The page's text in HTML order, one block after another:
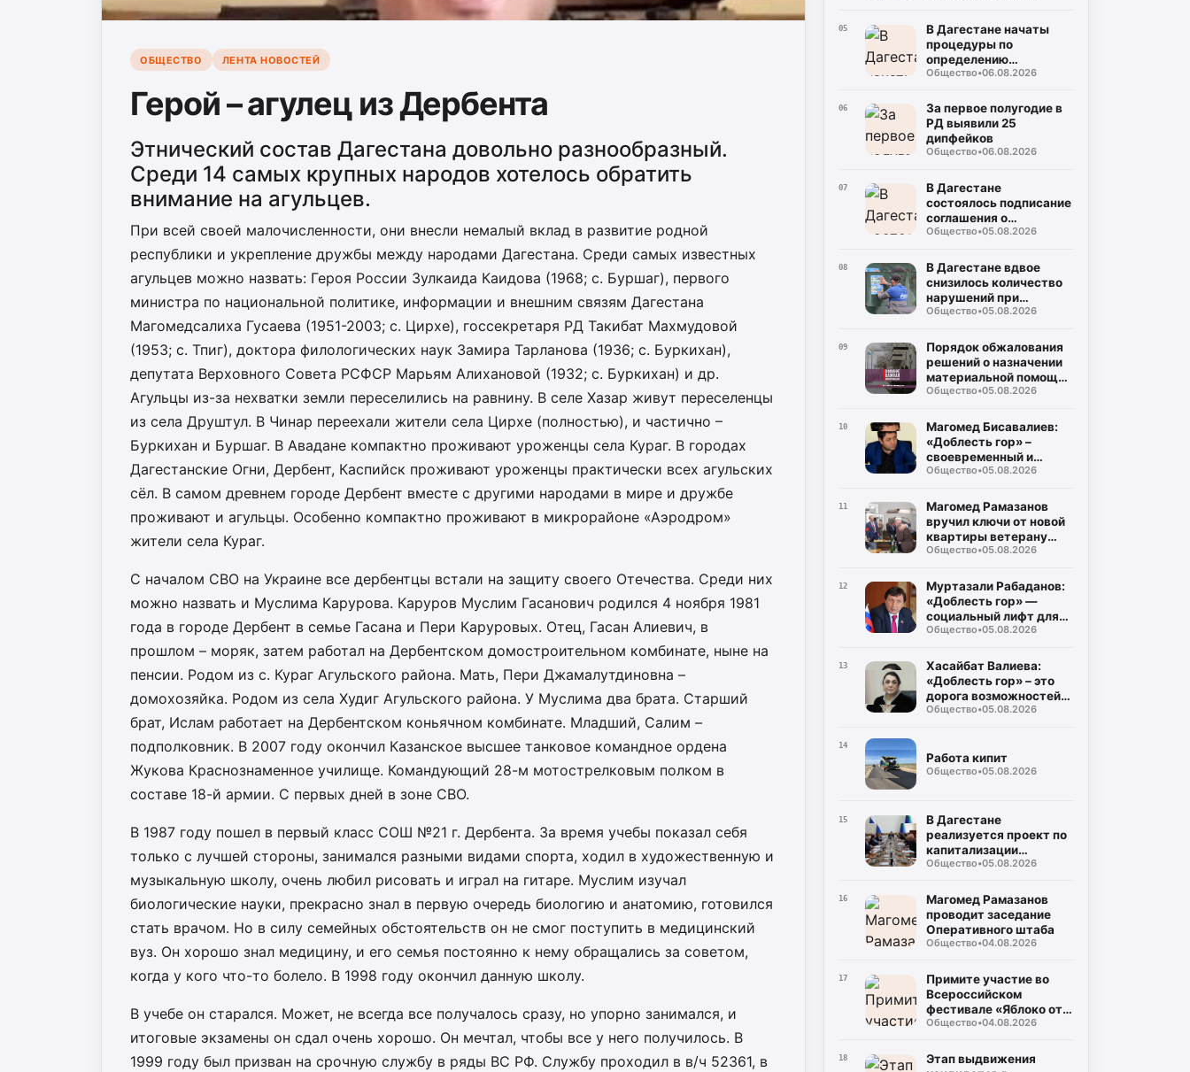
ОБЩЕСТВО ЛЕНТА НОВОСТЕЙ
Герой – агулец из Дербента
Этнический состав Дагестана довольно разнообразный.
Среди 14 самых крупных народов хотелось обратить
внимание на агульцев.
При всей своей малочисленности, они внесли немалый вклад в развитие родной
республики и укрепление дружбы между народами Дагестана. Среди самых известных
агульцев можно назвать: Героя России Зулкаида Каидова (1968; с. Буршаг), первого
министра по национальной политике, информации и внешним связям Дагестана
Магомедсалиха Гусаева (1951-2003; с. Цирхе), госсекретаря РД Такибат Махмудовой
(1953; с. Тпиг), доктора филологических наук Замира Тарланова (1936; с. Буркихан),
депутата Верховного Совета РСФСР Марьям Алихановой (1932; с. Буркихан) и др.
Агульцы из-за нехватки земли переселились на равнину. В селе Хазар живут переселенцы
из села Друштул. В Чинар переехали жители села Цирхе (полностью), и частично –
Буркихан и Буршаг. В Авадане компактно проживают уроженцы села Кураг. В городах
Дагестанские Огни, Дербент, Каспийск проживают уроженцы практически всех агульских
сёл. В самом древнем городе Дербент вместе с другими народами в мире и дружбе
проживают и агульцы. Особенно компактно проживают в микрорайоне «Аэродром»
жители села Кураг.
С началом СВО на Украине все дербентцы встали на защиту своего Отечества. Среди них
можно назвать и Муслима Карурова. Каруров Муслим Гасанович родился 4 ноября 1981
года в городе Дербент в семье Гасана и Пери Каруровых. Отец, Гасан Алиевич, в
прошлом – моряк, затем работал на Дербентском домостроительном комбинате, ныне на
пенсии. Родом из с. Кураг Агульского района. Мать, Пери Джамалутдиновна –
домохозяйка. Родом из села Худиг Агульского района. У Муслима два брата. Старший
брат, Ислам работает на Дербентском коньячном комбинате. Младший, Салим –
подполковник. В 2007 году окончил Казанское высшее танковое командное ордена
Жукова Краснознаменное училище. Командующий 28-м мотострелковым полком в
составе 18-й армии. С первых дней в зоне СВО.
В 1987 году пошел в первый класс СОШ №21 г. Дербента. За время учебы показал себя
только с лучшей стороны, занимался разными видами спорта, ходил в художественную и
музыкальную школу, очень любил рисовать и играл на гитаре. Муслим изучал
биологические науки, прекрасно знал в первую очередь биологию и анатомию, готовился
стать врачом. Но в силу семейных обстоятельств он не смог поступить в медицинский
вуз. Он хорошо знал медицину, и его семья постоянно к нему обращались за советом,
когда у кого что-то болело. В 1998 году окончил данную школу.
В учебе он старался. Может, не всегда все получалось сразу, но упорно занимался, и
итоговые экзамены он сдал очень хорошо. Он мечтал, чтобы все у него получилось. В
1999 году был призван на срочную службу в ряды ВС РФ. Службу проходил в в/ч 52361, в
05
В Дагестане начаты
процедуры по
определению
подрядчика для
северного обхода
Махачкалы
Общество•06.08.2026
06
За первое полугодие в
РД выявили 25
дипфейков
Общество•06.08.2026
07
В Дагестане
состоялось подписание
соглашения о
совместном контроле
выборами
Общество•05.08.2026
08
В Дагестане вдвое
снизилось количество
нарушений при
газопотреблении
Общество•05.08.2026
09
Порядок обжалования
решений о назначении
материальной помощи
пострадавшим в
Общество•05.08.2026
10
Магомед Бисавалиев:
«Доблесть гор» –
своевременный и
долгожданный ответ на
Общество•05.08.2026
11
Магомед Рамазанов
вручил ключи от новой
квартиры ветерану
Великой Отечественной
Багаудинову
Общество•05.08.2026
12
Муртазали Рабаданов:
«Доблесть гор» —
социальный лифт для
героев СВО
Общество•05.08.2026
13
Хасайбат Валиева:
«Доблесть гор» – это
дорога возможностей
для героев,
Общество•05.08.2026
14
Работа кипит
Общество•05.08.2026
15
В Дагестане
реализуется проект по
капитализации
территорий
Общество•05.08.2026
16
Магомед Рамазанов
проводит заседание
Оперативного штаба
Общество•04.08.2026
17
Примите участие во
Всероссийском
фестивале «Яблоко от
Яблони»
Общество•04.08.2026
18
Этап выдвижения